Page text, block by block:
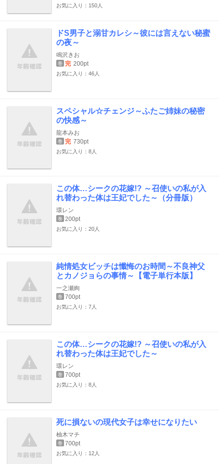
お気に入り：150人
ドS男子と溺甘カレシ～彼には言えない秘蜜
の夜～
鳴沢きお
巻 完 200pt
お気に入り：46人
スペシャル☆チェンジ～ふたご姉妹の秘密
の快感～
龍本みお
巻 完 730pt
お気に入り：8人
この体…シークの花嫁!? ～召使いの私が入
れ替わった体は王妃でした～（分冊版）
環レン
巻 200pt
お気に入り：20人
純情処女ビッチは懺悔のお時間～不良神父
とカノジョらの事情～【電子単行本版】
一之瀬絢
巻 700pt
お気に入り：7人
この体…シークの花嫁!? ～召使いの私が入
れ替わった体は王妃でした～
環レン
巻 700pt
お気に入り：8人
死に損ないの現代女子は幸せになりたい
柚木マチ
巻 700pt
お気に入り：12人